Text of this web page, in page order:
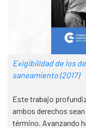
Exigibilidad de los
saneamiento (2017)
Este trabajo
ambos derechos
término. Avanzando